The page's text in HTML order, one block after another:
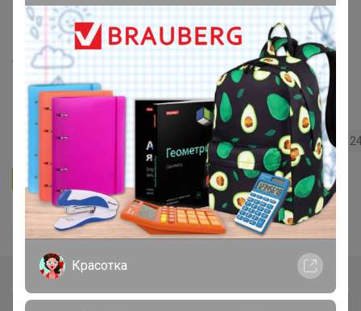
ЧУДЕСНЫЕ ТРЯПОЧКИ для самой
легкой уборки! Качественная
микрофибра для уборки, для кухни,
для бани! НОВИНКИ!
173 17.6K 750
Ответить
Показаны записи1-2из
Красотка